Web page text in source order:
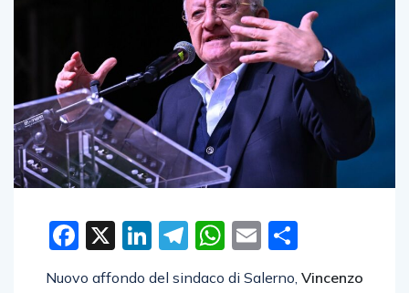
Facebook
X LinkedIn
Telegram
WhatsApp
Email
Nuovo affondo del sindaco di Salerno, Vincenzo